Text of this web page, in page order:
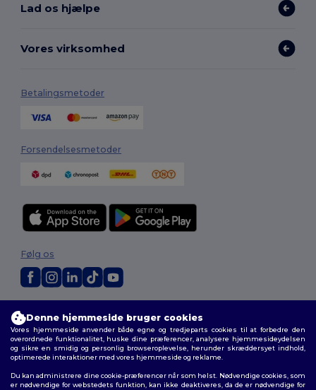
Lad os hjælpe
Vores virksomhed
Betalingsmetoder
Forsendelsesmetoder
Vilkår og Betingelser|Tilpasset politik |Fortrolighedspolitik
cookies|Sitemap
Følg os
Denne hjemmeside bruger cookies
Vores hjemmeside anvender både egne og tredjeparts cookies til at forbedre den
overordnede funktionalitet, huske dine præferencer, analysere hjemmesideydelsen
og sikre en smidig og personlig browseroplevelse, herunder skræddersyet indhold,
optimerede interaktioner med vores hjemmeside og reklame.
Du kan administrere dine cookie-præferencer når som helst. Nødvendige cookies, som
er nødvendige for webstedets funktion, kan ikke deaktiveres, da de er nødvendige for